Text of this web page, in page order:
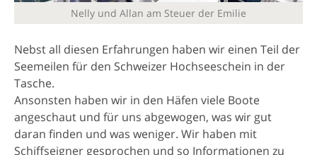
Nelly und Allan am Steuer der Emilie
Nebst all diesen Erfahrungen haben wir einen Teil der
Seemeilen für den Schweizer Hochseeschein in der
Tasche.
Ansonsten haben wir in den Häfen viele Boote
angeschaut und für uns abgewogen, was wir gut
daran finden und was weniger. Wir haben mit
Schiffseigner gesprochen und so Informationen zu